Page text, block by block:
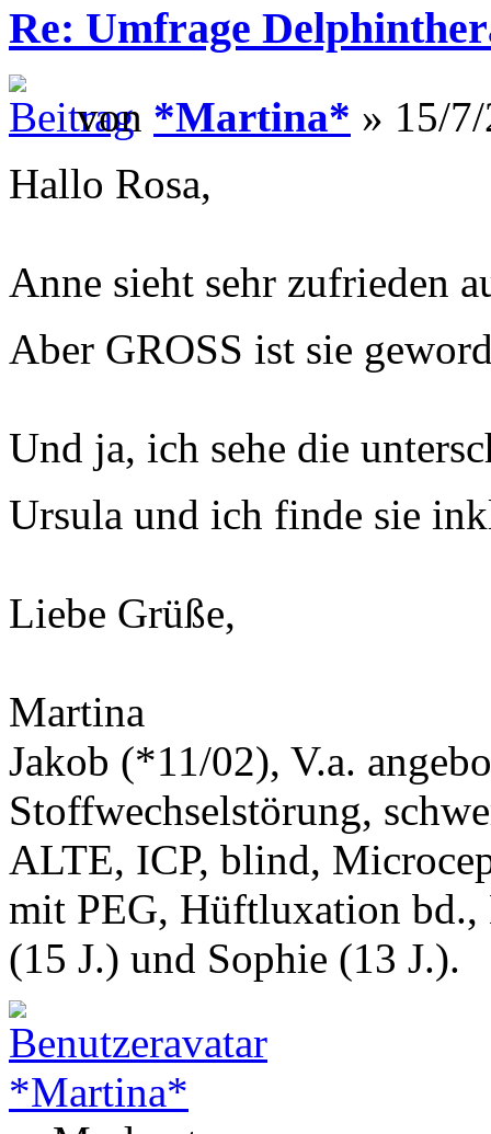
Re: Umfrage
von *Martina* » 15/
Hallo Rosa,
Anne sieht sehr zufrieden
Aber GROSS ist sie
Und ja, ich sehe die
Ursula und ich finde sie
Liebe Grüße,
Martina
Jakob (*11/02), V.a.
Stoffwechselstörung,
ALTE, ICP, blind,
mit PEG, Hüftluxation bd.,
(15 J.) und Sophie (13 J.).
*Martina*